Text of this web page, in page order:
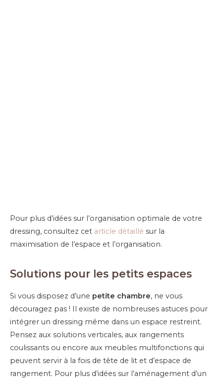
Pour plus d’idées sur l’organisation optimale de votre
dressing, consultez cet article détaillé sur la
maximisation de l’espace et l’organisation.
Solutions pour les petits espaces
Si vous disposez d’une petite chambre, ne vous
découragez pas ! Il existe de nombreuses astuces pour
intégrer un dressing même dans un espace restreint.
Pensez aux solutions verticales, aux rangements
coulissants ou encore aux meubles multifonctions qui
peuvent servir à la fois de tête de lit et d’espace de
rangement. Pour plus d’idées sur l’aménagement d’un